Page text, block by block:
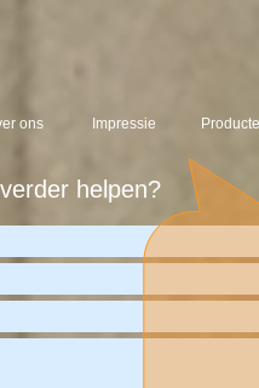
ons Impressie
helpen?